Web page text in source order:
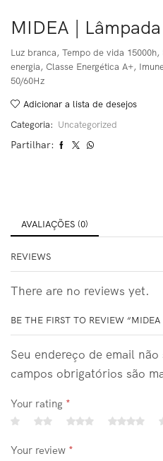
MIDEA |
Luz branca, Tempo de vida
energia, Classe Energética A+,
50/60Hz
Adicionar a lista de desejos
Categoria: Uncategorized
Partilhar:
AVALIAÇÕES (0)
REVIEWS
There are no reviews yet.
BE THE FIRST TO REVIEW
Seu endereço de email
campos obrigatórios são
Your rating *
Your review *